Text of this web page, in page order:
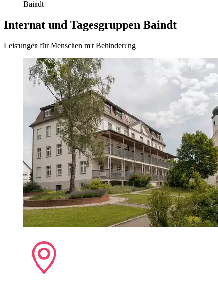
Baindt
Internat und Tages­gruppen Baindt
Leistungen für Menschen mit Behinderung